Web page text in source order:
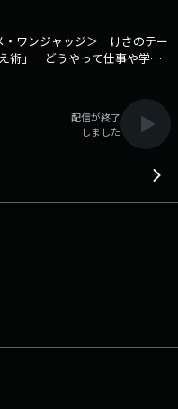
・ワンジャッジ＞ けさのテー
術」 どうやって仕事や学校
の連休明けスイッチ、切り替
」。 今日も一緒に素
りのリスナーアンケート＜
ンケート ⇨投票は★ONE
」もHPから募集
NEWS & WEATHER
をお伝えします。
けスイッチ、切り替え術を
アップしたニュースやトピ
8時台でも随所で紹介してい
の最新のお天気をお伝えし
】 HEADLINE
〜 【 MY OLYMPIC 】 トッ
配信が終了
しました